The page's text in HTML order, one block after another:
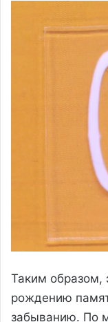
Таким образом,
рождению
забыванию. По